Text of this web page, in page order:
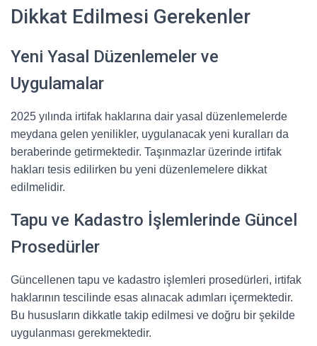
Dikkat Edilmesi Gerekenler
Yeni Yasal Düzenlemeler ve
Uygulamalar
2025 yılında irtifak haklarına dair yasal düzenlemelerde
meydana gelen yenilikler, uygulanacak yeni kuralları da
beraberinde getirmektedir. Taşınmazlar üzerinde irtifak
hakları tesis edilirken bu yeni düzenlemelere dikkat
edilmelidir.
Tapu ve Kadastro İşlemlerinde Güncel
Prosedürler
Güncellenen tapu ve kadastro işlemleri prosedürleri, irtifak
haklarının tescilinde esas alınacak adımları içermektedir.
Bu hususların dikkatle takip edilmesi ve doğru bir şekilde
uygulanması gerekmektedir.